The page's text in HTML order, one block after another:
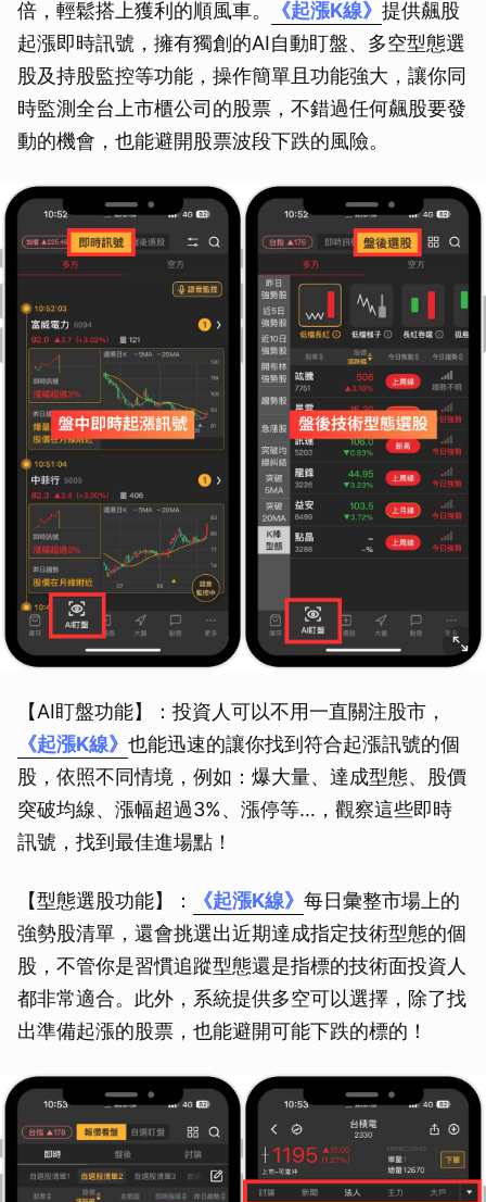
倍，輕鬆搭上獲利的順風車。
《起漲K線》 提供飆股
起漲即時訊號，擁有獨創的AI自動盯盤、多空型態選
股及持股監控等功能，操作簡單且功能強大，讓你同
時監測全台上市櫃公司的股票，不錯過任何飆股要發
動的機會，也能避開股票波段下跌的風險。
【AI盯盤功能】：投資人可以不用一直關注股市，
《起漲K線》 也能迅速的讓你找到符合起漲訊號的個
股，依照不同情境，例如：爆大量、達成型態、股價
突破均線、漲幅超過3%、漲停等…，觀察這些即時
訊號，找到最佳進場點！
【型態選股功能】： 《起漲K線》 每日彙整市場上的
強勢股清單，還會挑選出近期達成指定技術型態的個
股，不管你是習慣追蹤型態還是指標的技術面投資人
都非常適合。此外，系統提供多空可以選擇，除了找
出準備起漲的股票，也能避開可能下跌的標的！